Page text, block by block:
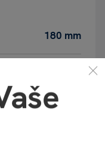
180 mm
230 mm